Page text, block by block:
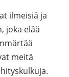
ilmeisiä ja
joka elää
meitä